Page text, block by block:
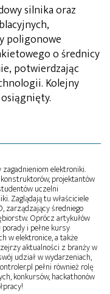
silnika oraz
poligonowe
o średnicy
potwierdzając
Kolejny
elektroniki.
projektantów
uczelni
Zaglądają tu właściciele
zarządzający średniego
Oprócz artykułów
i pełne kursy
w elektronice, a także
aktualności z branży w
udział w wydarzeniach,
pełni również rolę
konkursów, hackathonów